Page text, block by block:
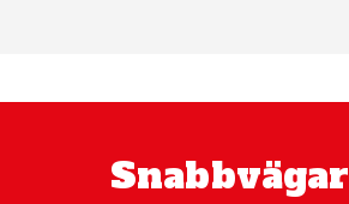
Snabbvägar